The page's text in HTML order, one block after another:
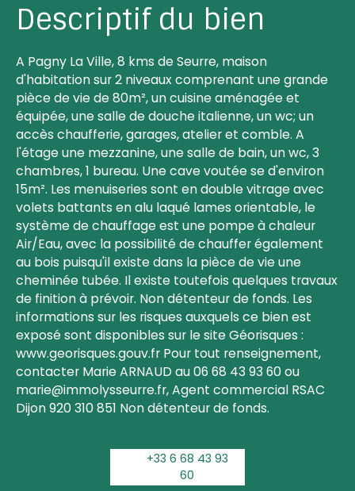
Descriptif du bien
A Pagny La Ville, 8 kms de Seurre, maison
d'habitation sur 2 niveaux comprenant une grande
pièce de vie de 80m², un cuisine aménagée et
équipée, une salle de douche italienne, un wc; un
accès chaufferie, garages, atelier et comble. A
l'étage une mezzanine, une salle de bain, un wc, 3
chambres, 1 bureau. Une cave voutée se d'environ
15m². Les menuiseries sont en double vitrage avec
volets battants en alu laqué lames orientable, le
système de chauffage est une pompe à chaleur
Air/Eau, avec la possibilité de chauffer également
au bois puisqu'il existe dans la pièce de vie une
cheminée tubée. Il existe toutefois quelques travaux
de finition à prévoir. Non détenteur de fonds. Les
informations sur les risques auxquels ce bien est
exposé sont disponibles sur le site Géorisques :
www.georisques.gouv.fr Pour tout renseignement,
contacter Marie ARNAUD au 06 68 43 93 60 ou
marie@immolysseurre.fr, Agent commercial RSAC
Dijon 920 310 851 Non détenteur de fonds.
+33 6 68 43 93
60